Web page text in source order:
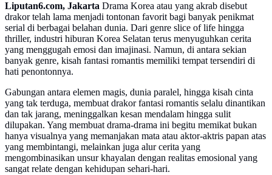
Liputan6.com, Jakarta Drama Korea atau yang akrab disebut
drakor telah lama menjadi tontonan favorit bagi banyak penikmat
serial di berbagai belahan dunia. Dari genre slice of life hingga
thriller, industri hiburan Korea Selatan terus menyuguhkan cerita
yang menggugah emosi dan imajinasi. Namun, di antara sekian
banyak genre, kisah fantasi romantis memiliki tempat tersendiri di
hati penontonnya.
Gabungan antara elemen magis, dunia paralel, hingga kisah cinta
yang tak terduga, membuat drakor fantasi romantis selalu dinantikan
dan tak jarang, meninggalkan kesan mendalam hingga sulit
dilupakan. Yang membuat drama-drama ini begitu memikat bukan
hanya visualnya yang memanjakan mata atau aktor-aktris papan atas
yang membintangi, melainkan juga alur cerita yang
mengombinasikan unsur khayalan dengan realitas emosional yang
sangat relate dengan kehidupan sehari-hari.